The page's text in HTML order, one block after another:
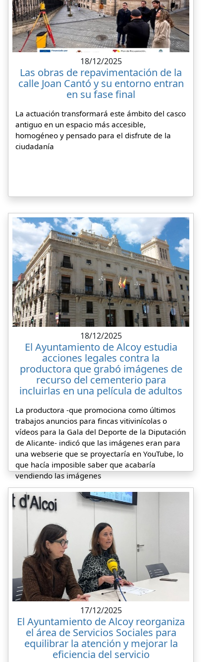
18/12/2025
Las obras de repavimentación de la
calle Joan Cantó y su entorno entran
en su fase final
La actuación transformará este ámbito del casco
antiguo en un espacio más accesible,
homogéneo y pensado para el disfrute de la
ciudadanía
18/12/2025
El Ayuntamiento de Alcoy estudia
acciones legales contra la
productora que grabó imágenes de
recurso del cementerio para
incluirlas en una película de adultos
La productora -que promociona como últimos
trabajos anuncios para fincas vitivinícolas o
vídeos para la Gala del Deporte de la Diputación
de Alicante- indicó que las imágenes eran para
una webserie que se proyectaría en YouTube, lo
que hacía imposible saber que acabaría
vendiendo las imágenes
17/12/2025
El Ayuntamiento de Alcoy reorganiza
el área de Servicios Sociales para
equilibrar la atención y mejorar la
eficiencia del servicio